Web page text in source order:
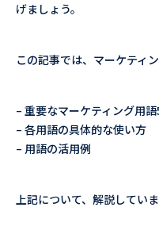
げましょう。
この記事では、マーケティ
– 重要なマーケティング用
– 各用語の具体的な使い方
– 用語の活用例
上記について、解説していま